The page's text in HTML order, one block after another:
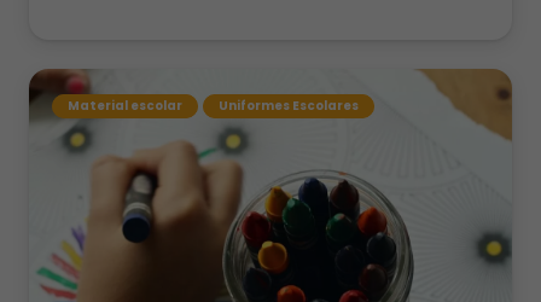
Material escolar Uniformes Escolares